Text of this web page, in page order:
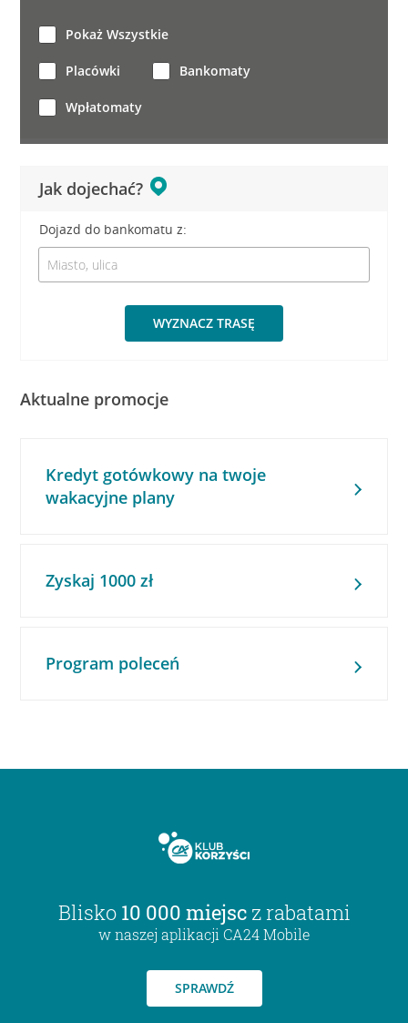
Jak dojechać?
Dojazd do bankomatu z:
WYZNACZ TRASĘ
Pokaż Wszystkie
Placówki Bankomaty
Wpłatomaty
Aktualne promocje
Kredyt gotówkowy na twoje
wakacyjne plany
Zyskaj 1000 zł
Program poleceń
Blisko 10 000 miejsc z rabatami
w naszej aplikacji CA24 Mobile
SPRAWDŹ